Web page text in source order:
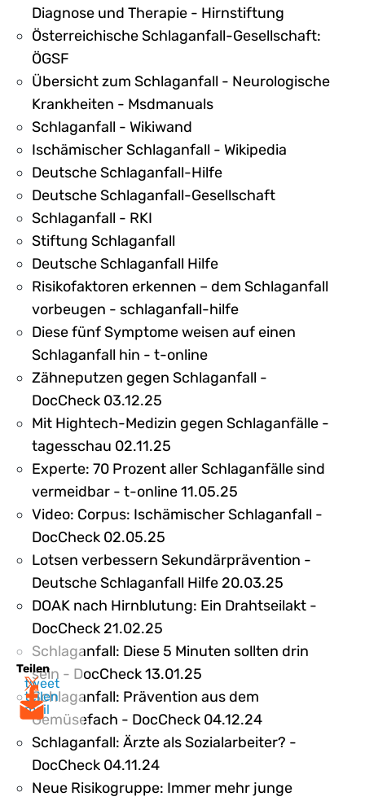
Teilen
tweet
teilen
mail
Diagnose und Therapie - Hirnstiftung
Österreichische Schlaganfall-Gesellschaft:
ÖGSF
Übersicht zum Schlaganfall - Neurologische
Krankheiten - Msdmanuals
Schlaganfall - Wikiwand
Ischämischer Schlaganfall - Wikipedia
Deutsche Schlaganfall-Hilfe
Deutsche Schlaganfall-Gesellschaft
Schlaganfall - RKI
Stiftung Schlaganfall
Deutsche Schlaganfall Hilfe
Risikofaktoren erkennen – dem Schlaganfall
vorbeugen - schlaganfall-hilfe
Diese fünf Symptome weisen auf einen
Schlaganfall hin - t-online
Zähneputzen gegen Schlaganfall -
DocCheck 03.12.25
Mit Hightech-Medizin gegen Schlaganfälle -
tagesschau 02.11.25
Experte: 70 Prozent aller Schlaganfälle sind
vermeidbar - t-online 11.05.25
Video: Corpus: Ischämischer Schlaganfall -
DocCheck 02.05.25
Lotsen verbessern Sekundärprävention -
Deutsche Schlaganfall Hilfe 20.03.25
DOAK nach Hirnblutung: Ein Drahtseilakt -
DocCheck 21.02.25
Schlaganfall: Diese 5 Minuten sollten drin
sein - DocCheck 13.01.25
Schlaganfall: Prävention aus dem
Gemüsefach - DocCheck 04.12.24
Schlaganfall: Ärzte als Sozialarbeiter? -
DocCheck 04.11.24
Neue Risikogruppe: Immer mehr junge